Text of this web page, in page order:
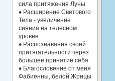
сила притяжения Луны
♦ Расширение Светового
Тела - увеличение
сияния на телесном
уровне
♦ Распознавания своей
притягательности через
большее принятие себя
♦ Благословение от меня
Фабиенны, белой Жрицы